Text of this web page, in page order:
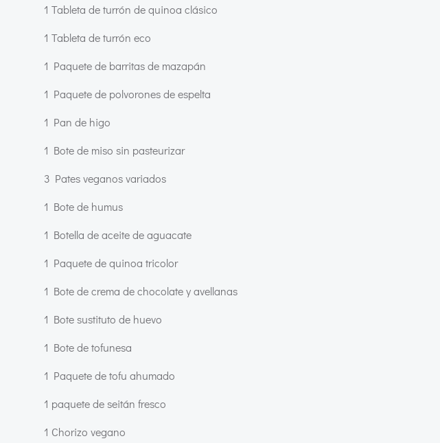
1 Tableta de turrón de quinoa clásico
1 Tableta de turrón eco
1 Paquete de barritas de mazapán
1 Paquete de polvorones de espelta
1 Pan de higo
1 Bote de miso sin pasteurizar
3 Pates veganos variados
1 Bote de humus
1 Botella de aceite de aguacate
1 Paquete de quinoa tricolor
1 Bote de crema de chocolate y avellanas
1 Bote sustituto de huevo
1 Bote de tofunesa
1 Paquete de tofu ahumado
1 paquete de seitán fresco
1 Chorizo vegano